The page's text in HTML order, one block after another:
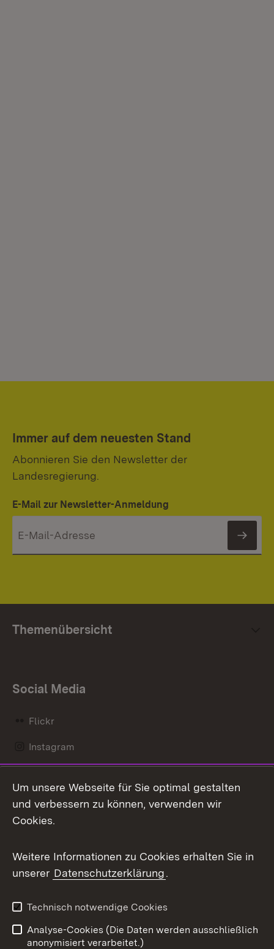
Immer auf dem neuesten Stand
Abonnieren Sie den Newsletter der
Landesregierung.
E-Mail zur Newsletter-Anmeldung
Themenübersicht
Social Media
Flickr
Instagram
Mastodon
Messenger
Social Wall
X / Twitter
Youtube
Um unsere Webseite für Sie optimal gestalten
und verbessern zu können, verwenden wir
Cookies.
Weitere Informationen zu Cookies erhalten Sie in
unserer Datenschutzerklärung.
Technisch notwendige Cookies
Analyse-Cookies (Die Daten werden ausschließlich
anonymisiert verarbeitet.)